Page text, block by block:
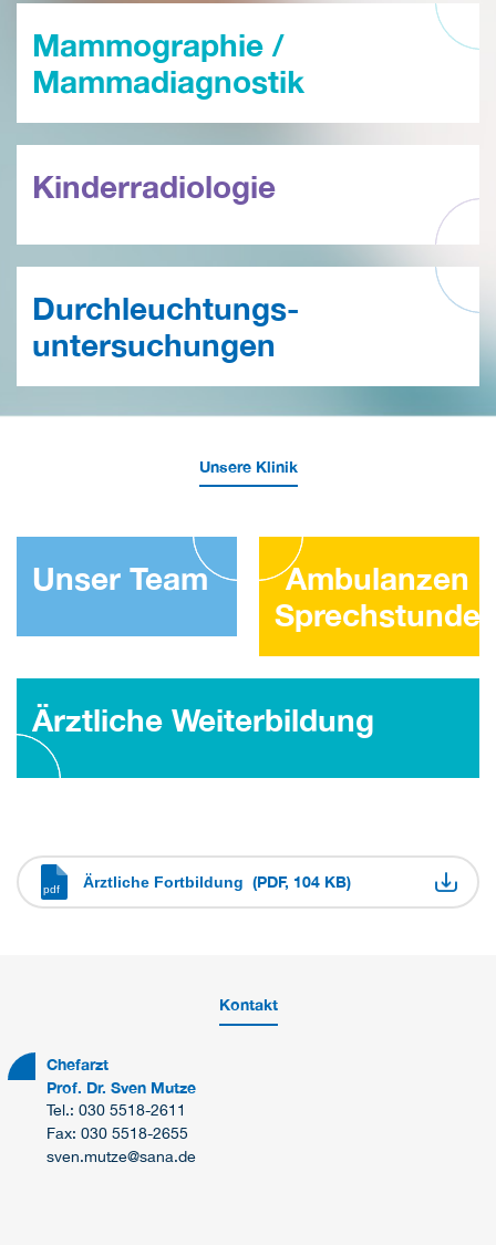
Mammographie /
Mammadiagnostik
Kinderradiologie
Durchleuchtungs-
untersuchungen
Unsere Klinik
Unser Team
Ambulanzen
Ärztliche Weiterbildung
Ärztliche Fortbildung (PDF, 104 KB)
Kontakt
Chefarzt
Prof. Dr. Sven Mutze
Tel.: 030 5518-2611
Fax: 030 5518-2655
sven.mutze@sana.de